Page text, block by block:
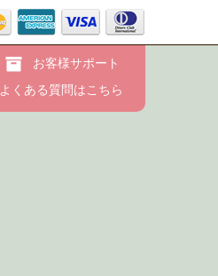
お客様サポート
よくある質問はこちら